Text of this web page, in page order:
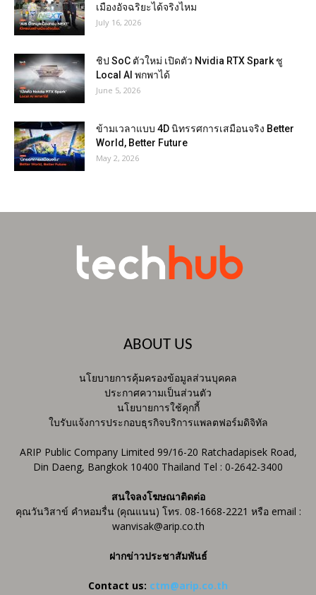
เมืองอัจฉริยะได้จริงไหม
July 16, 2026
ชิป SoC ตัวใหม่ เปิดตัว Nvidia RTX Spark ชู
Local AI พกพาได้
June 5, 2026
ข้ามเวลาแบบ 4D นิทรรศการเสมือนจริง Better
World, Better Future
May 2, 2026
ABOUT US
นโยบายการคุ้มครองข้อมูลส่วนบุคคล
ประกาศความเป็นส่วนตัว
นโยบายการใช้คุกกี้
ใบรับแจ้งการประกอบธุรกิจบริการแพลตฟอร์มดิจิทัล
ARIP Public Company Limited 99/16-20 Ratchadapisek Road,
Din Daeng, Bangkok 10400 Thailand Tel : 0-2642-3400
สนใจลงโฆษณาติดต่อ
คุณวันวิสาข์ คำหอมรื่น (คุณแนน) โทร. 08-1668-2221 หรือ email :
wanvisak@arip.co.th
ฝากข่าวประชาสัมพันธ์
Contact us: ctm@arip.co.th